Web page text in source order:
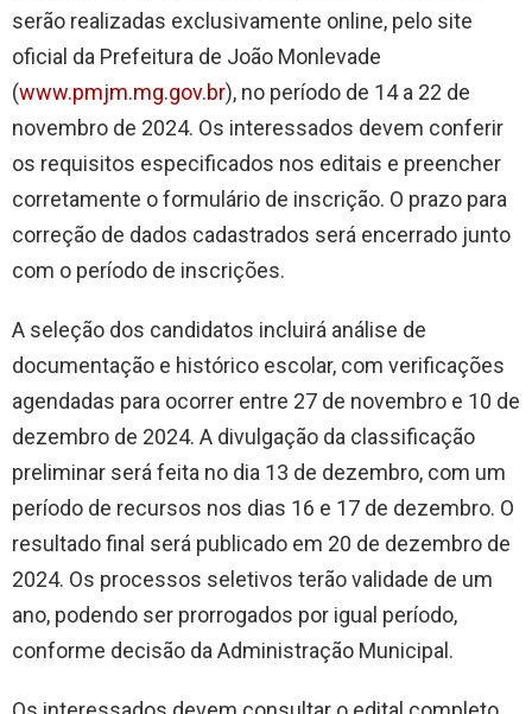
serão realizadas exclusivamente online, pelo site
oficial da Prefeitura de João Monlevade
(www.pmjm.mg.gov.br), no período de 14 a 22 de
novembro de 2024. Os interessados devem conferir
os requisitos especificados nos editais e preencher
corretamente o formulário de inscrição. O prazo para
correção de dados cadastrados será encerrado junto
com o período de inscrições.
A seleção dos candidatos incluirá análise de
documentação e histórico escolar, com verificações
agendadas para ocorrer entre 27 de novembro e 10 de
dezembro de 2024. A divulgação da classificação
preliminar será feita no dia 13 de dezembro, com um
período de recursos nos dias 16 e 17 de dezembro. O
resultado final será publicado em 20 de dezembro de
2024. Os processos seletivos terão validade de um
ano, podendo ser prorrogados por igual período,
conforme decisão da Administração Municipal.